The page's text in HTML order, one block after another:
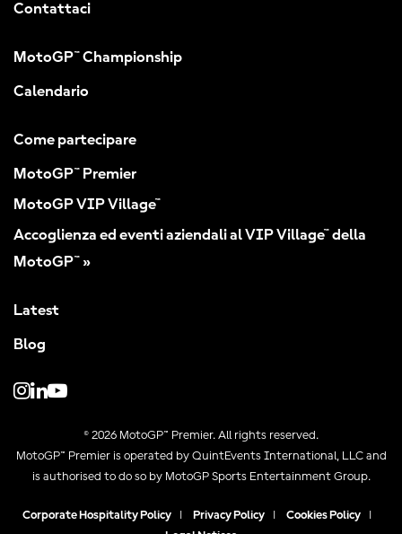
Contattaci
MotoGP™ Championship
Calendario
Come partecipare
MotoGP™ Premier
MotoGP VIP Village™
Accoglienza ed eventi aziendali al VIP Village™ della
MotoGP™ »
Latest
Blog
© 2026 MotoGP™ Premier. All rights reserved.
MotoGP™ Premier is operated by QuintEvents International, LLC and
is authorised to do so by MotoGP Sports Entertainment Group.
Corporate Hospitality Policy Privacy Policy Cookies Policy